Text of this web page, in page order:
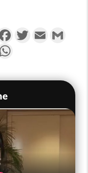
FacebookTwitterEmail
Messenger